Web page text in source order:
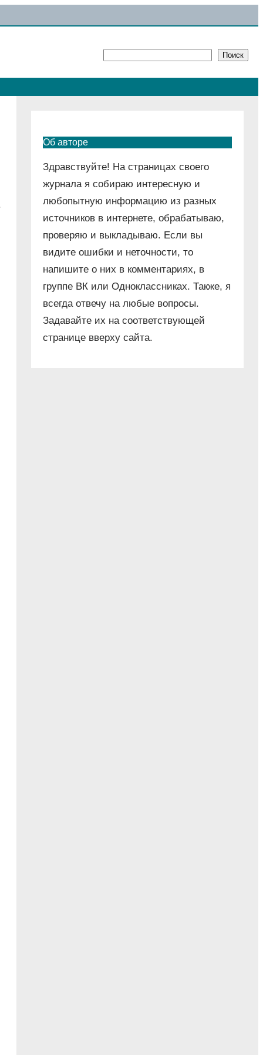
Поиск
Об авторе
Здравствуйте! На страницах своего
журнала я собираю интересную и
любопытную информацию из разных
источников в интернете, обрабатываю,
проверяю и выкладываю. Если вы
видите ошибки и неточности, то
напишите о них в комментариях, в
группе ВК или Одноклассниках. Также, я
всегда отвечу на любые вопросы.
Задавайте их на соответствующей
странице вверху сайта.